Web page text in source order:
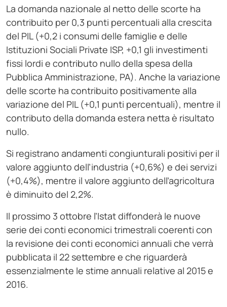
La domanda nazionale al netto delle scorte ha
contribuito per 0,3 punti percentuali alla crescita
del PIL (+0,2 i consumi delle famiglie e delle
Istituzioni Sociali Private ISP, +0,1 gli investimenti
fissi lordi e contributo nullo della spesa della
Pubblica Amministrazione, PA). Anche la variazione
delle scorte ha contribuito positivamente alla
variazione del PIL (+0,1 punti percentuali), mentre il
contributo della domanda estera netta è risultato
nullo.
Si registrano andamenti congiunturali positivi per il
valore aggiunto dell’industria (+0,6%) e dei servizi
(+0,4%), mentre il valore aggiunto dell’agricoltura
è diminuito del 2,2%.
Il prossimo 3 ottobre l’Istat diffonderà le nuove
serie dei conti economici trimestrali coerenti con
la revisione dei conti economici annuali che verrà
pubblicata il 22 settembre e che riguarderà
essenzialmente le stime annuali relative al 2015 e
2016.